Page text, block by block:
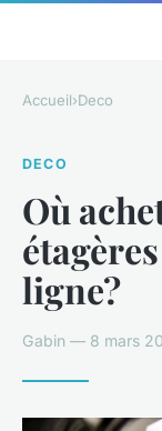
Accueil›Deco
DECO
Où
ligne?
Gabin — 8 mars